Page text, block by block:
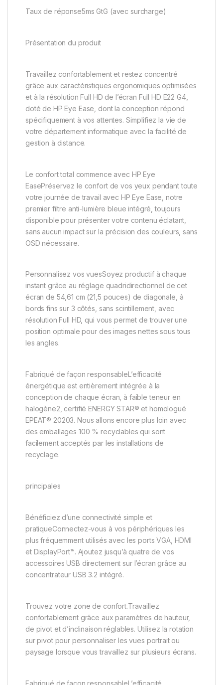
Taux de réponse5ms GtG (avec surcharge)
Présentation du produit
Travaillez confortablement et restez concentré
grâce aux caractéristiques ergonomiques optimisées
et à la résolution Full HD de l’écran Full HD E22 G4,
doté de HP Eye Ease, dont la conception répond
spécifiquement à vos attentes. Simplifiez la vie de
votre département informatique avec la facilité de
gestion à distance.
Le confort total commence avec HP Eye
EasePréservez le confort de vos yeux pendant toute
votre journée de travail avec HP Eye Ease, notre
premier filtre anti-lumière bleue intégré, toujours
disponible pour présenter votre contenu éclatant,
sans aucun impact sur la précision des couleurs, sans
OSD nécessaire.
Personnalisez vos vuesSoyez productif à chaque
instant grâce au réglage quadridirectionnel de cet
écran de 54,61 cm (21,5 pouces) de diagonale, à
bords fins sur 3 côtés, sans scintillement, avec
résolution Full HD, qui vous permet de trouver une
position optimale pour des images nettes sous tous
les angles.
Fabriqué de façon responsableL’efficacité
énergétique est entièrement intégrée à la
conception de chaque écran, à faible teneur en
halogène2, certifié ENERGY STAR® et homologué
EPEAT® 20203. Nous allons encore plus loin avec
des emballages 100 % recyclables qui sont
facilement acceptés par les installations de
recyclage.
principales
Bénéficiez d’une connectivité simple et
pratiqueConnectez-vous à vos périphériques les
plus fréquemment utilisés avec les ports VGA, HDMI
et DisplayPort™. Ajoutez jusqu’à quatre de vos
accessoires USB directement sur l’écran grâce au
concentrateur USB 3.2 intégré.
Trouvez votre zone de confort.Travaillez
confortablement grâce aux paramètres de hauteur,
de pivot et d’inclinaison réglables. Utilisez la rotation
sur pivot pour personnaliser les vues portrait ou
paysage lorsque vous travaillez sur plusieurs écrans.